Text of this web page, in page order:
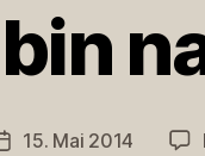
15. Mai 2014